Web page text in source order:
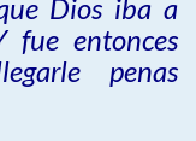
Dios iba a
fue entonces
penas